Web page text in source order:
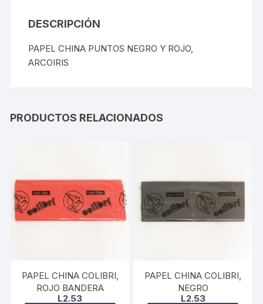
DESCRIPCIÓN
PAPEL CHINA PUNTOS NEGRO Y ROJO,
ARCOIRIS
PRODUCTOS RELACIONADOS
PAPEL CHINA COLIBRI,
ROJO BANDERA
L2.53
PAPEL CHINA COLIBRI,
NEGRO
L2.53